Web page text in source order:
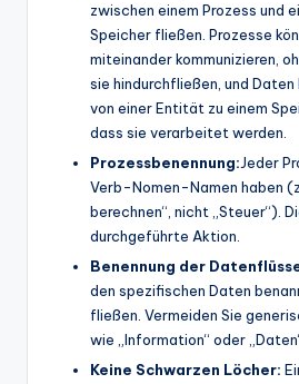
zwischen einem Prozess und
Speicher fließen. Prozesse
miteinander kommunizieren,
sie hindurchfließen, und
von einer Entität zu einem
dass sie verarbeitet werden.
Prozessbenennung:Jeder
Verb-Nomen-Namen haben
berechnen“, nicht „Steuer“).
durchgeführte Aktion.
Benennung der
den spezifischen Daten
fließen. Vermeiden Sie
wie „Information“ oder
Keine Schwarzen Löcher: